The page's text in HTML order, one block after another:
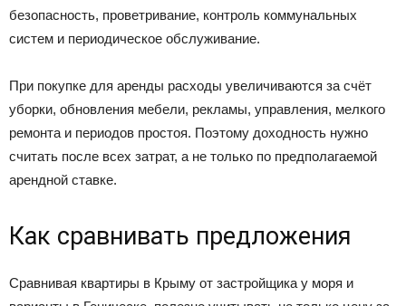
безопасность, проветривание, контроль коммунальных
систем и периодическое обслуживание.
При покупке для аренды расходы увеличиваются за счёт
уборки, обновления мебели, рекламы, управления, мелкого
ремонта и периодов простоя. Поэтому доходность нужно
считать после всех затрат, а не только по предполагаемой
арендной ставке.
Как сравнивать предложения
Сравнивая квартиры в Крыму от застройщика у моря и